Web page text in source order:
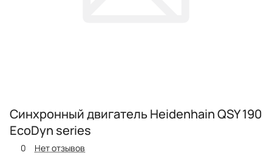
Синхронный двигатель Heidenhain QSY 190
EcoDyn series
0 Нет отзывов